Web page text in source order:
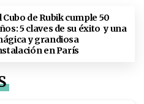
Cubo de Rubik cumple 50
5 claves de su éxito y una
y grandiosa
en París